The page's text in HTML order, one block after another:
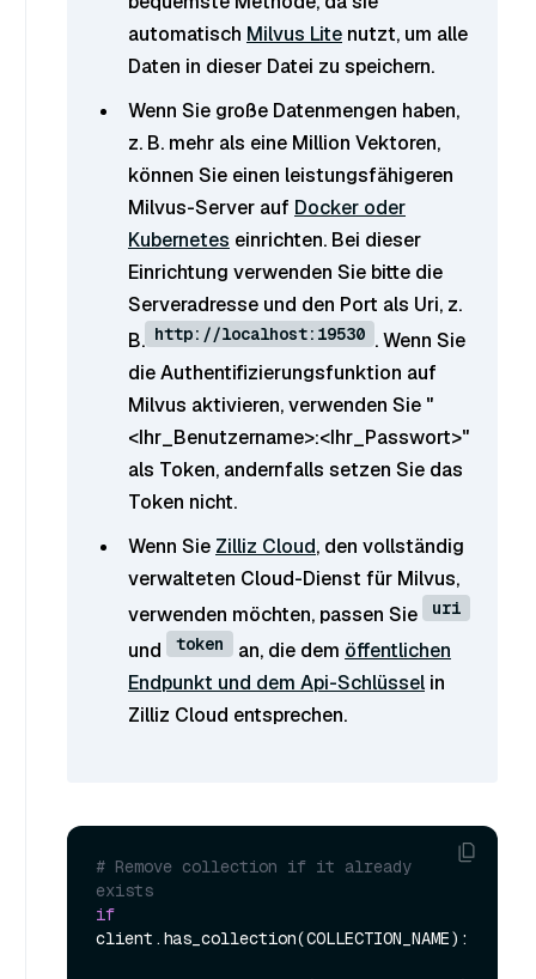
automatisch Milvus Lite nutzt, um alle
Daten in dieser Datei zu speichern.
Wenn Sie große Datenmengen haben,
z. B. mehr als eine Million Vektoren,
können Sie einen leistungsfähigeren
Milvus-Server auf Docker oder
Kubernetes einrichten. Bei dieser
Einrichtung verwenden Sie bitte die
Serveradresse und den Port als Uri, z.
B. http://localhost:19530 . Wenn Sie
die Authentifizierungsfunktion auf
Milvus aktivieren, verwenden Sie "
<Ihr_Benutzername>:<Ihr_Passwort>"
als Token, andernfalls setzen Sie das
Token nicht.
Wenn Sie Zilliz Cloud, den vollständig
verwalteten Cloud-Dienst für Milvus,
verwenden möchten, passen Sie
uri
und token an, die dem öffentlichen
Endpunkt und dem Api-Schlüssel in
Zilliz Cloud entsprechen.
# Remove collection if it already
exists
if
client.has_collection(COLLECTION_NAME):